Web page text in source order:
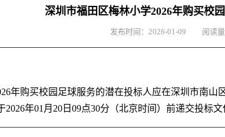
深圳市福田区梅林小学2026年购买校
发布时间： 2026-01-09 阅读量
年购买校园足球服务的潜在投标人应在深圳市南山
年01月20日09点30分（北京时间）前递交投标文